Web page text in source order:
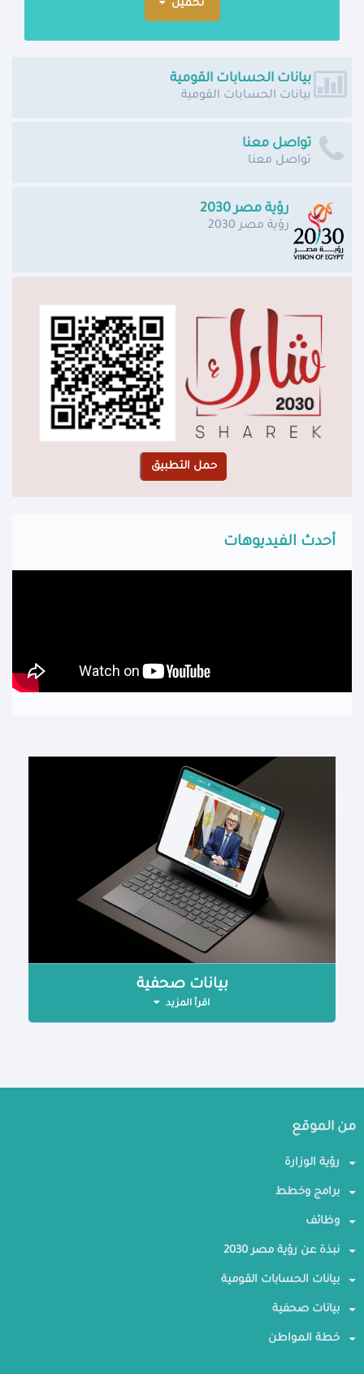
تحميل
بيانات الحسابات القومية
بيانات الحسابات القومية
تواصل معنا
تواصل معنا
رؤية مصر 2030
رؤية مصر 2030
أحدث الفيديوهات
بيانات صحفية
اقرأ المزيد
من الموقع
رؤية الوزارة
برامج وخطط
وظائف
نبذة عن رؤية مصر 2030
بيانات الحسابات القومية
بيانات صحفية
خطة المواطن